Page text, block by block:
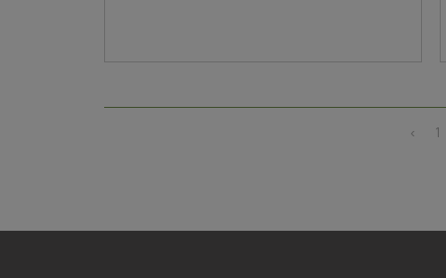
‹ 1